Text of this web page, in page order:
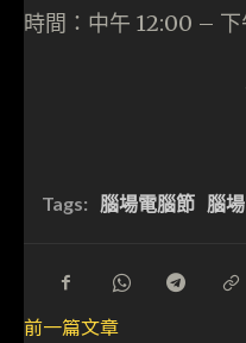
時間：中午 12:00 –
Tags: 腦場電腦節 腦
前一篇文章